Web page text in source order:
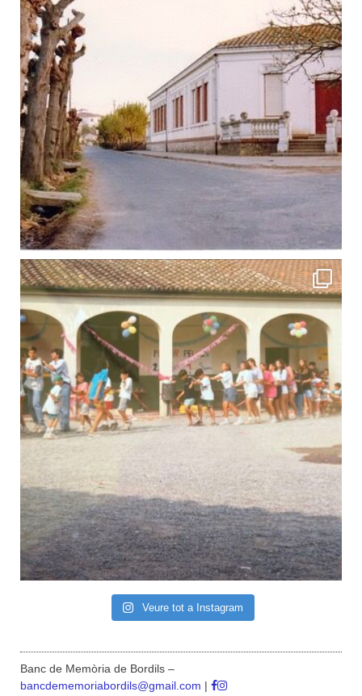
Veure tot a Instagram
Banc de Memòria de Bordils –
bancdememoriabordils@gmail.com |